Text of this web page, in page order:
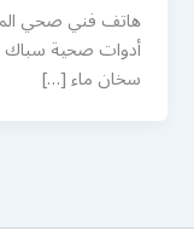
هاتف فني صحي
أدوات صحية سباك
سخان ماء […]